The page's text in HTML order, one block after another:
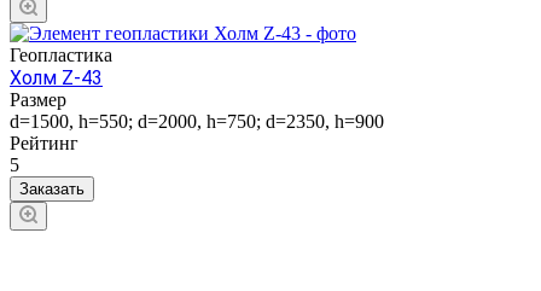
Геопластика
Холм Z-43
Размер
d=1500, h=550; d=2000, h=750; d=2350, h=900
Рейтинг
5
Заказать